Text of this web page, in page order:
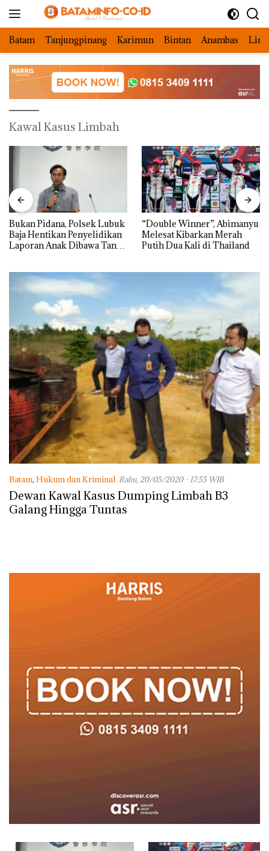
Batam Tanjungpinang Karimun Bintan Anambas
Kawal Kasus Limbah
Bukan Pidana, Polsek Lubuk
Baja Hentikan Penyelidikan
Laporan Anak Dibawa Tanpa
“Double Winner”, Abimanyu
Melesat Kibarkan Merah
Putih Dua Kali di Thailand
Batam, Hukum dan Kriminal Rabu, 20/05/2020 - 17:55 WIB
Dewan Kawal Kasus Dumping Limbah B3
Galang Hingga Tuntas